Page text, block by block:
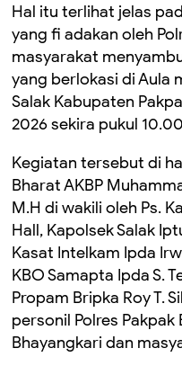
Hal itu terlihat jelas
yang fi adakan oleh
masyarakat
yang berlokasi di Aula
Salak Kabupaten
2026 sekira pukul
Kegiatan tersebut di
Bharat AKBP
M.H di wakili oleh Ps.
Hall, Kapolsek Salak
Kasat Intelkam Ipda
KBO Samapta Ipda S.
Propam Bripka Roy T.
personil Polres
Bhayangkari dan